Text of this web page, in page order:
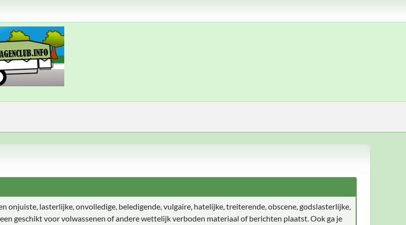
onjuiste, lasterlijke, onvolledige, beledigende, vulgaire, hatelijke, treiterende, obscene, godslasterlijke,
geschikt voor volwassenen of andere wettelijk verboden materiaal of berichten plaatst. Ook ga je